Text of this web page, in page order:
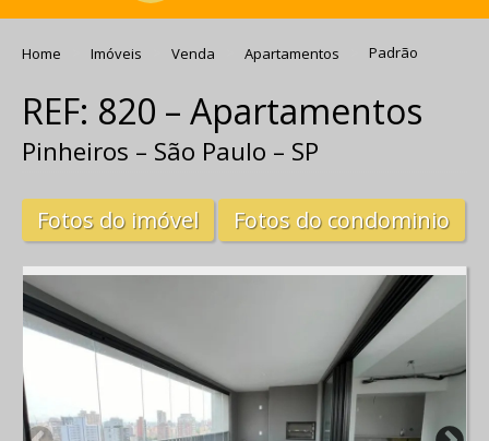
Home Imóveis Venda Apartamentos Padrão
REF: 820 – Apartamentos
Pinheiros – São Paulo – SP
Fotos do imóvel Fotos do condominio